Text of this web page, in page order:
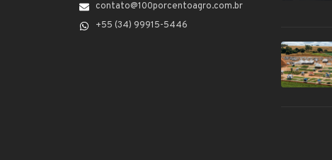
contato@100porcentoagro.com.br
+55 (34) 99915-5446